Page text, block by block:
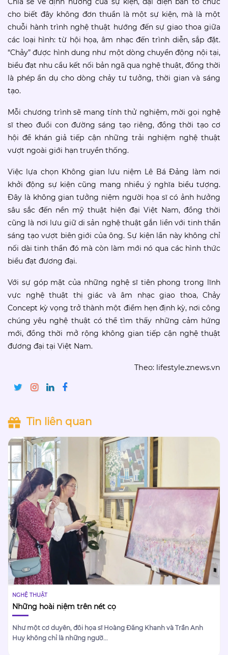
cho biết đây không đơn thuần là một sự kiện, mà là một
chuỗi hành trình nghệ thuật hướng đến sự giao thoa giữa
các loại hình: từ hội họa, âm nhạc đến trình diễn, sắp đặt.
“Chảy” được hình dung như một dòng chuyển động nội tại,
biểu đạt nhu cầu kết nối bản ngã qua nghệ thuật, đồng thời
là phép ẩn dụ cho dòng chảy tư tưởng, thời gian và sáng
tạo.
Mỗi chương trình sẽ mang tính thử nghiệm, mời gọi nghệ
sĩ theo đuổi con đường sáng tạo riêng, đồng thời tạo cơ
hội để khán giả tiếp cận những trải nghiệm nghệ thuật
vượt ngoài giới hạn truyền thống.
Việc lựa chọn Không gian lưu niệm Lê Bá Đảng làm nơi
khởi động sự kiện cũng mang nhiều ý nghĩa biểu tượng.
Đây là không gian tưởng niệm người họa sĩ có ảnh hưởng
sâu sắc đến nền mỹ thuật hiện đại Việt Nam, đồng thời
cũng là nơi lưu giữ di sản nghệ thuật gắn liền với tinh thần
sáng tạo vượt biên giới của ông. Sự kiện lần này không chỉ
nối dài tinh thần đó mà còn làm mới nó qua các hình thức
biểu đạt đương đại.
Với sự góp mặt của những nghệ sĩ tiên phong trong lĩnh
vực nghệ thuật thị giác và âm nhạc giao thoa, Chảy
Concept kỳ vọng trở thành một điểm hẹn định kỳ, nơi công
chúng yêu nghệ thuật có thể tìm thấy những cảm hứng
mới, đồng thời mở rộng không gian tiếp cận nghệ thuật
đương đại tại Việt Nam.
Theo: lifestyle.znews.vn
Tin liên quan
NGHỆ THUẬT
Những hoài niệm trên nét cọ
Như một cơ duyên, đôi họa sĩ Hoàng Đăng Khanh và Trần Anh
Huy không chỉ là những ngườ...